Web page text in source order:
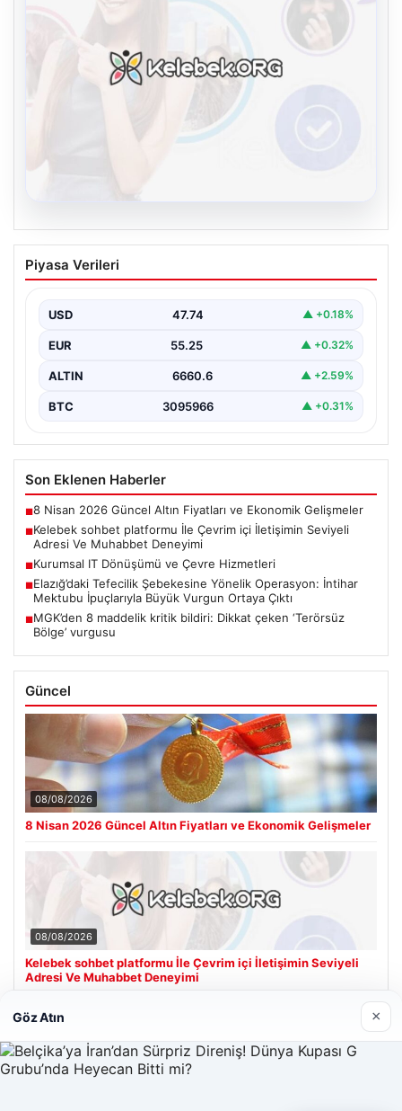
Kelebek sohbet platformu İle Çevrim içi
İletişimin Seviyeli Adresi Ve Muhabbet
İnternet ortamında insanların seviyeli bir şekilde irtibat
çeşitli…
Piyasa Verileri
USD 47.74 ▲ +0.18%
EUR 55.25 ▲ +0.32%
ALTIN 6660.6 ▲ +2.59%
BTC 3095966 ▲ +0.31%
Son Eklenen Haberler
■8 Nisan 2026 Güncel Altın Fiyatları ve Ekonomik Gelişmeler
■Kelebek sohbet platformu İle Çevrim içi İletişimin Seviyeli
Adresi Ve Muhabbet Deneyimi
■Kurumsal IT Dönüşümü ve Çevre Hizmetleri
■Elazığ’daki Tefecilik Şebekesine Yönelik Operasyon: İntihar
Mektubu İpuçlarıyla Büyük Vurgun Ortaya Çıktı
■MGK’den 8 maddelik kritik bildiri: Dikkat çeken ‘Terörsüz
Bölge’ vurgusu
Güncel
08/08/2026
8 Nisan 2026 Güncel Altın Fiyatları ve Ekonomik Gelişmeler
08/08/2026
Kelebek sohbet platformu İle Çevrim içi İletişimin Seviyeli
Adresi Ve Muhabbet Deneyimi
Son Eklenen Firmalar
Göz Atın ×